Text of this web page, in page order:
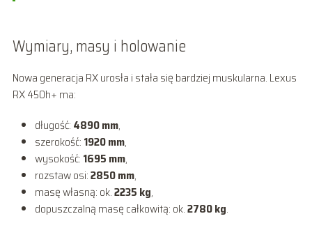
Wymiary, masy i holowanie
Nowa generacja RX urosła i stała się bardziej muskularna. Lexus
RX 450h+ ma:
długość: 4890 mm,
szerokość: 1920 mm,
wysokość: 1695 mm,
rozstaw osi:2850 mm,
masę własną: ok.2235 kg,
dopuszczalną masę całkowitą: ok.2780 kg.